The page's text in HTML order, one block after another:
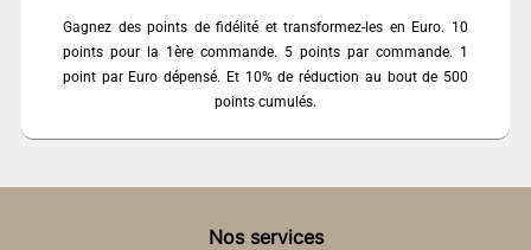
Gagnez des points de fidélité et transformez-les en Euro. 10
points pour la 1ère commande. 5 points par commande. 1
point par Euro dépensé. Et 10% de réduction au bout de 500
points cumulés.
Nos services